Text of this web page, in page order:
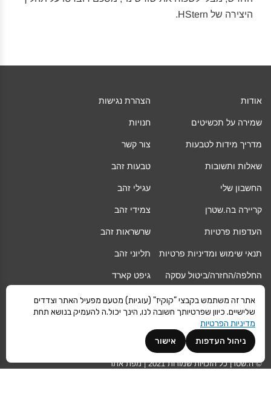
היצירה של HStern.
אודות
שמירה על תכשיטים
מדריך מידות לטבעות
שאלות ותשובות
החשבון שלי
קריירה בה.שטרן
העדפות פרטיות
תנאי שימוש ומדיניות פרטיות
החלפה/החזרה/ביטול עסקה
אחריות
הצהרת נגישות
חנויות
צור קשר
טבעות זהב
עגילי זהב
צמידי זהב
שרשראות זהב
תליוני זהב
גיפט קארד
מגזין
Vogue
קרא עוד
©ה.שטרןכל הזכויות שמורות 2021 | מפת אתר
אתר זה משתמש בקבצי "קוקיז" (עוגיות) מטעם מפעיל האתר וצדדים
שלישיים. כיוון שפרטיותך חשובה לנו, הינך יכול.ה להעמיק בנושא תחת
מדיניות הפרטיות
אישור
ניהול העדפות